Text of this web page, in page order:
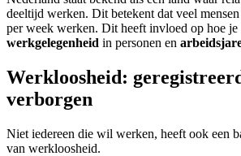
deeltijd werken. Dit betekent dat veel
per week werken. Dit heeft invloed op hoe
werkgelegenheid in personen en
Werkloosheid:
verborgen
Niet iedereen die wil werken, heeft ook een
van werkloosheid.